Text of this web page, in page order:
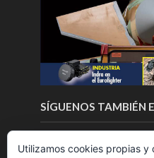
SÍGUENOS TAMBIÉN
Utilizamos cookies propias